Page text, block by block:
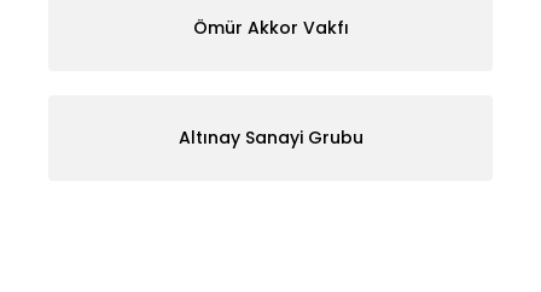
Ömür Akkor Vakfı
Altınay Sanayi Grubu